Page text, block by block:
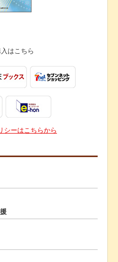
はこちら
シーはこちらから